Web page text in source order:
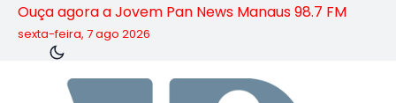
Ouça agora a Jovem Pan News Manaus 98.7 FM
sexta-feira, 7 ago 2026